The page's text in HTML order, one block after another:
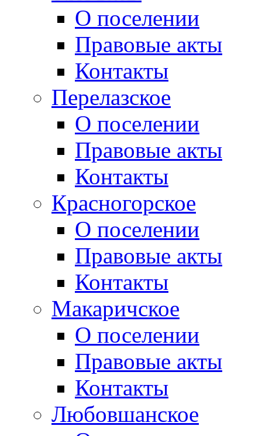
О поселении
Правовые акты
Контакты
Перелазское
О поселении
Правовые акты
Контакты
Красногорское
О поселении
Правовые акты
Контакты
Макаричское
О поселении
Правовые акты
Контакты
Любовшанское